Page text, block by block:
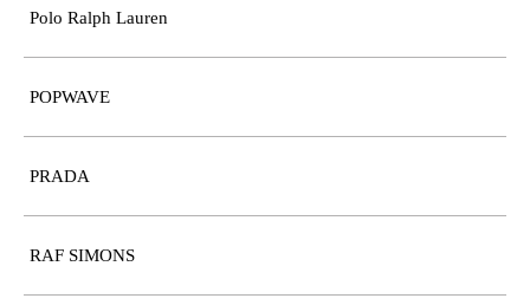
Polo Ralph Lauren
POPWAVE
PRADA
RAF SIMONS